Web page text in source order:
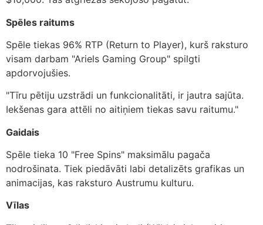
Spēles raitums
Spēle tiekas 96% RTP (Return to Player), kurš raksturo
visam darbam "Ariels Gaming Group" spilgti
apdorvojušies.
"Tīru pētiju uzstrādi un funkcionalitāti, ir jautra sajūta.
Iekšenas gara attēli no aitiņiem tiekas savu raitumu."
Gaidais
Spēle tieka 10 "Free Spins" maksimālu pagača
nodrošinata. Tiek piedāvāti labi detalizēts grafikas un
animacijas, kas raksturo Austrumu kulturu.
Vīlas